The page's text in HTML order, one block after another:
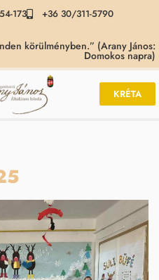
173
+36 30/311-5790
körülményben.” (Arany János:
Domokos napra)
KRÉTA